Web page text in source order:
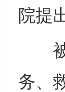
院提
被
务、